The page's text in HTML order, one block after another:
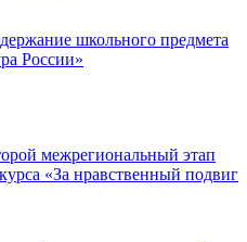
школьного предмета
России»
межрегиональный этап
«За нравственный подвиг